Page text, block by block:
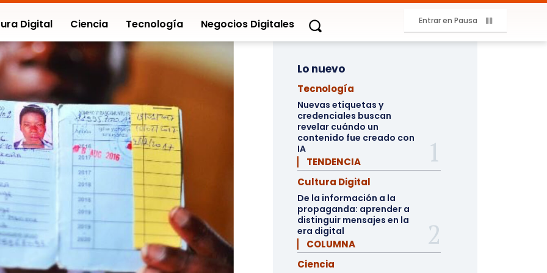
Digital Ciencia Tecnología Negocios Digitales Entrar en Pausa
Lo nuevo
Tecnología
Nuevas etiquetas y
credenciales buscan
revelar cuándo un
contenido fue creado con
IA
▏ TENDENCIA
Cultura Digital
De la información a la
propaganda: aprender a
distinguir mensajes en la
era digital
▏ COLUMNA
Ciencia